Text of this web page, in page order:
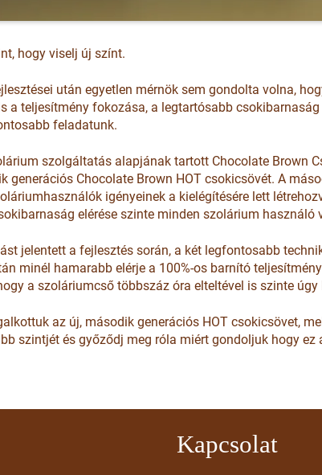
hogy viselj új színt.
után egyetlen mérnök sem gondolta volna,
a teljesítmény fokozása, a legtartósabb
feladatunk.
szolgáltatás alapjának tartott Chocolate Brown
generációs Chocolate Brown HOT csokicsövét. A
igényeinek a kielégítésére lett
elérése szinte minden szolárium használó
jelentett a fejlesztés során, a két legfontosabb
minél hamarabb elérje a 100%-os barnító
a szoláriumcső többszáz óra elteltével is szinte
az új, második generációs HOT csokicsövet,
szintjét és győződj meg róla miért gondoljuk hogy ez
Kapcsolat